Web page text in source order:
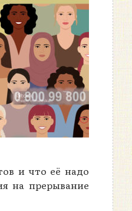
и что её надо
на прерывание